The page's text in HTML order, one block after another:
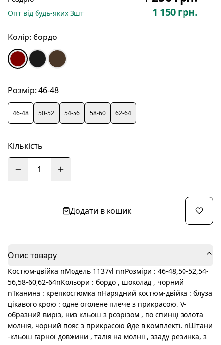
Опт від будь-яких 3шт 1 150 грн.
Колір: бордо
Розмір: 46-48
46-48 50-52 54-56 58-60 62-64
Кількість
1
Додати в кошик
Опис товару
Костюм-двійка nМодель 1137vl nnРозміри : 46-48,50-52,54-
56,58-60,62-64nКольори : бордо , шоколад , чорний
nТканина : крепкостюмка nНарядний костюм-двійка : блуза
цікавого крою : одне оголене плече з прикрасою, V-
образний виріз, низ кльош з розрізом , по спинці золота
молнія, чорний пояс з прикрасою йде в комплекті. nШтани
-кльош гарної довжини , талія на молнії , ззаду резинка, з